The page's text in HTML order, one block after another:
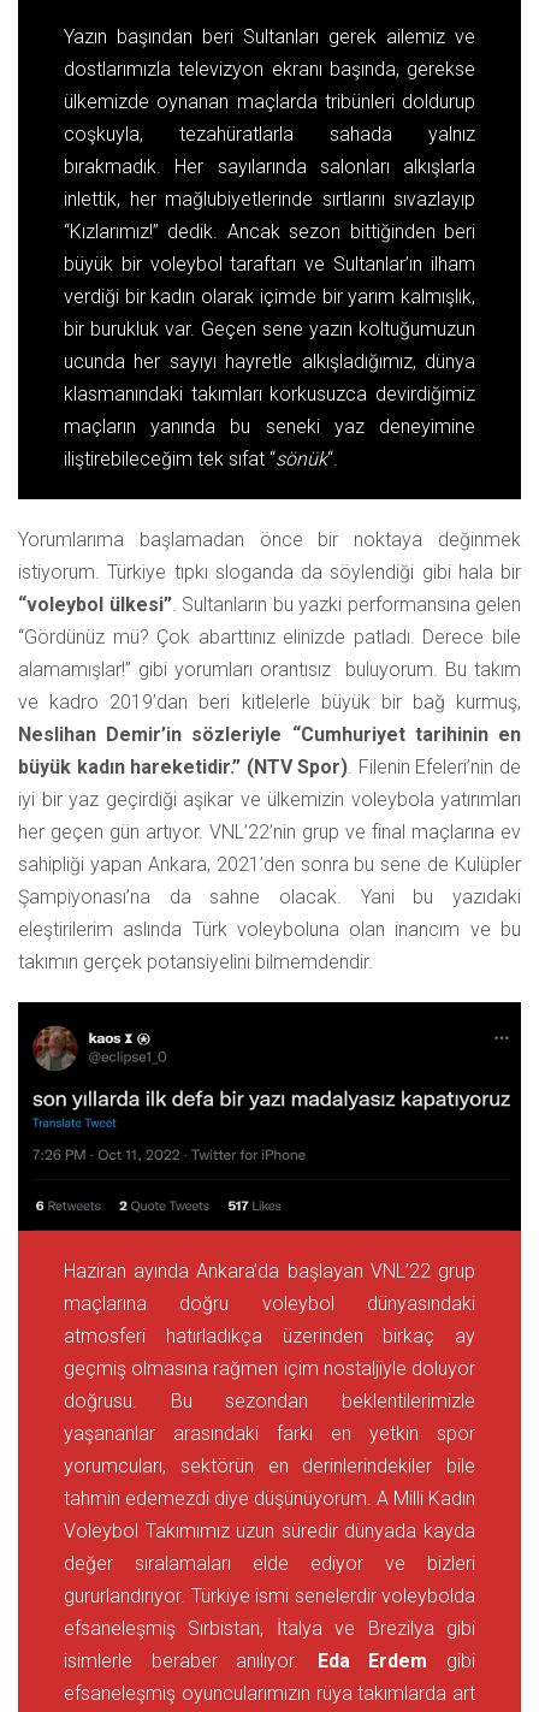
Yazın başından beri Sultanları gerek ailemiz ve
dostlarımızla televizyon ekranı başında, gerekse
ülkemizde oynanan maçlarda tribünleri doldurup
coşkuyla, tezahüratlarla sahada yalnız
bırakmadık. Her sayılarında salonları alkışlarla
inlettik, her mağlubiyetlerinde sırtlarını sıvazlayıp
“Kızlarımız!” dedik. Ancak sezon bittiğinden beri
büyük bir voleybol taraftarı ve Sultanlar’ın ilham
verdiği bir kadın olarak içimde bir yarım kalmışlık,
bir burukluk var. Geçen sene yazın koltuğumuzun
ucunda her sayıyı hayretle alkışladığımız, dünya
klasmanındaki takımları korkusuzca devirdiğimiz
maçların yanında bu seneki yaz deneyimine
iliştirebileceğim tek sıfat “sönük“.
Yorumlarıma başlamadan önce bir noktaya değinmek
istiyorum. Türkiye tıpkı sloganda da söylendiği gibi hala bir
“voleybol ülkesi”. Sultanların bu yazki performansına gelen
“Gördünüz mü? Çok abarttınız elinizde patladı. Derece bile
alamamışlar!” gibi yorumları orantısız buluyorum. Bu takım
ve kadro 2019’dan beri kitlelerle büyük bir bağ kurmuş,
Neslihan Demir’in sözleriyle “Cumhuriyet tarihinin en
büyük kadın hareketidir.” (NTV Spor). Filenin Efeleri’nin de
iyi bir yaz geçirdiği aşikar ve ülkemizin voleybola yatırımları
her geçen gün artıyor. VNL’22’nin grup ve final maçlarına ev
sahipliği yapan Ankara, 2021’den sonra bu sene de Kulüpler
Şampiyonası’na da sahne olacak. Yani bu yazıdaki
eleştirilerim aslında Türk voleyboluna olan inancım ve bu
takımın gerçek potansiyelini bilmemdendir.
Haziran ayında Ankara’da başlayan VNL’22 grup
maçlarına doğru voleybol dünyasındaki
atmosferi hatırladıkça üzerinden birkaç ay
geçmiş olmasına rağmen içim nostaljiyle doluyor
doğrusu. Bu sezondan beklentilerimizle
yaşananlar arasındaki farkı en yetkin spor
yorumcuları, sektörün en derinlerindekiler bile
tahmin edemezdi diye düşünüyorum. A Milli Kadın
Voleybol Takımımız uzun süredir dünyada kayda
değer sıralamaları elde ediyor ve bizleri
gururlandırıyor. Türkiye ismi senelerdir voleybolda
efsaneleşmiş Sırbistan, İtalya ve Brezilya gibi
isimlerle beraber anılıyor. Eda Erdem gibi
efsaneleşmiş oyuncularımızın rüya takımlarda art